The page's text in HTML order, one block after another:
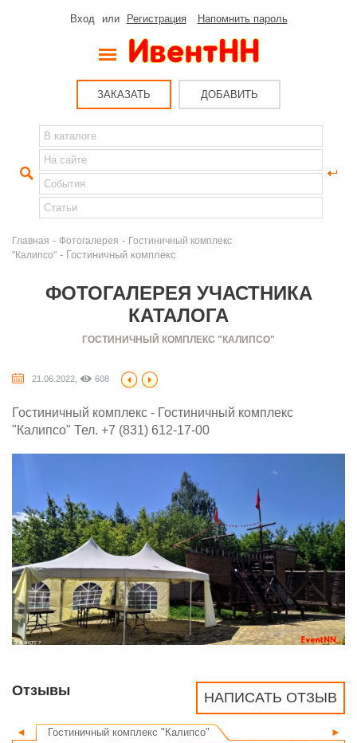
Вход или Регистрация Напомнить пароль
ЗАКАЗАТЬ ДОБАВИТЬ
Главная - Фотогалерея - Гостиничный комплекс
"Калипсо" - Гостиничный комплекс
ФОТОГАЛЕРЕЯ УЧАСТНИКА
КАТАЛОГА
ГОСТИНИЧНЫЙ КОМПЛЕКС "КАЛИПСО"
21.06.2022, 608
Гостиничный комплекс - Гостиничный комплекс
"Калипсо" Тел. +7 (831) 612-17-00
НАПИСАТЬ ОТЗЫВ
Отзывы
◄ ►
Гостиничный комплекс "Калипсо"